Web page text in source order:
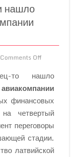
нашло
Comments Off
то нашло
авиакомпании
финансовых
четвертый
переговоры
стадии.
латвийской